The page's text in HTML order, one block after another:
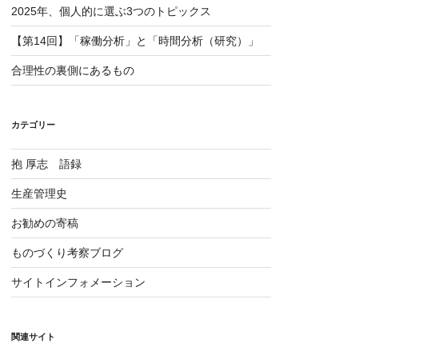
2025年、個人的に選ぶ3つのトピックス
【第14回】「稼働分析」と「時間分析（研究）」
合理性の裏側にあるもの
カテゴリー
抱 厚志 語録
生産管理史
お勧めの寄稿
ものづくり考察ブログ
サイトインフォメーション
関連サイト